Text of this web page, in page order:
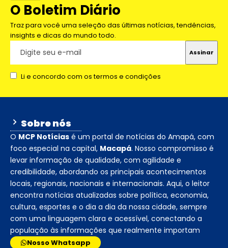
O Boletim Diário
Traz para você uma seleção das últimas notícias, tendências,
insights e dicas do mundo todo.
Li e concordo com os termos e condições
Sobre nós
O MCP Notícias é um portal de notícias do Amapá, com
foco especial na capital, Macapá. Nosso compromisso é
levar informação de qualidade, com agilidade e
credibilidade, abordando os principais acontecimentos
locais, regionais, nacionais e internacionais. Aqui, o leitor
encontra notícias atualizadas sobre política, economia,
cultura, esportes e o dia a dia da nossa cidade, sempre
com uma linguagem clara e acessível, conectando a
população às informações que realmente importam
Nosso Whatsapp